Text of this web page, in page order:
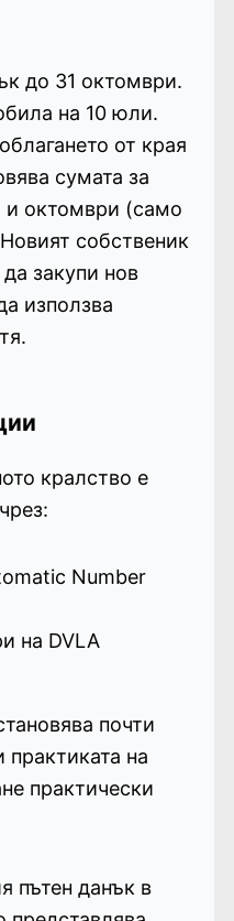
до 31 октомври.
на 10 юли.
от края
сумата за
и октомври (само
собственик
закупи нов
използва
кралство е
Number
на DVLA
почти
на
практически
пътен данък в